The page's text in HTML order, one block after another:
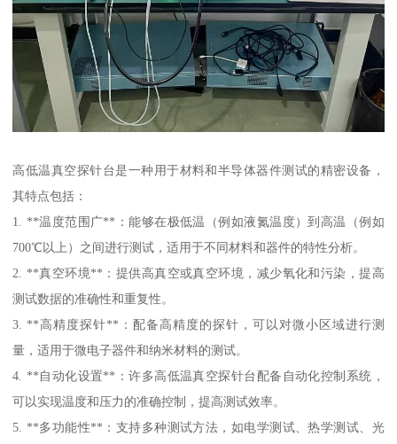
高低温真空探针台是一种用于材料和半导体器件测试的精密设备，
其特点包括：
1. **温度范围广**：能够在极低温（例如液氮温度）到高温（例如
700℃以上）之间进行测试，适用于不同材料和器件的特性分析。
2. **真空环境**：提供高真空或真空环境，减少氧化和污染，提高
测试数据的准确性和重复性。
3. **高精度探针**：配备高精度的探针，可以对微小区域进行测
量，适用于微电子器件和纳米材料的测试。
4. **自动化设置**：许多高低温真空探针台配备自动化控制系统，
可以实现温度和压力的准确控制，提高测试效率。
5. **多功能性**：支持多种测试方法，如电学测试、热学测试、光